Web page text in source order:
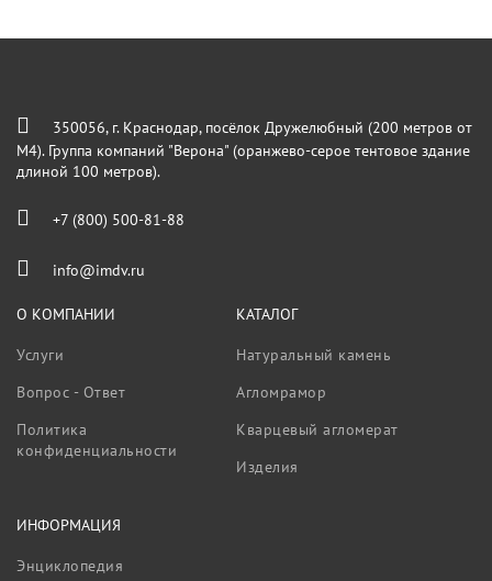
350056, г. Краснодар, посёлок Дружелюбный (200 метров от
М4). Группа компаний "Верона" (оранжево-серое тентовое здание
длиной 100 метров).
+7 (800) 500-81-88
info@imdv.ru
О КОМПАНИИ
Услуги
Вопрос - Ответ
Политика
конфиденциальности
КАТАЛОГ
Натуральный камень
Агломрамор
Кварцевый агломерат
Изделия
ИНФОРМАЦИЯ
Энциклопедия